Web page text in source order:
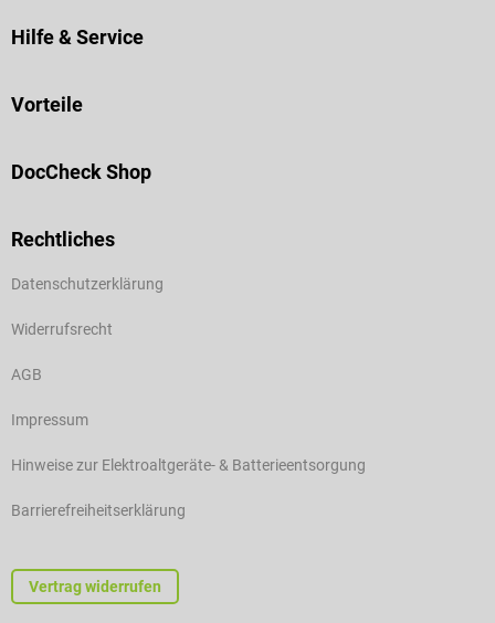
Hilfe & Service
Vorteile
DocCheck Shop
Rechtliches
Datenschutzerklärung
Widerrufsrecht
AGB
Impressum
Hinweise zur Elektroaltgeräte- & Batterieentsorgung
Barrierefreiheitserklärung
Vertrag widerrufen